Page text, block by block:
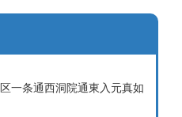
一条通西洞院通東入元真如